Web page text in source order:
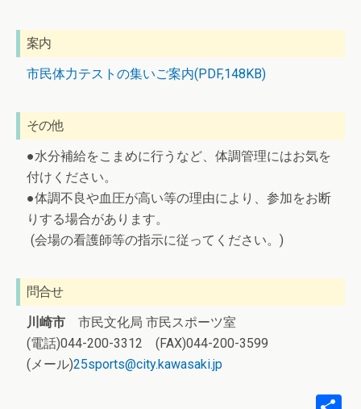
案内
市民体力テストの集いご案内(PDF,148KB)
その他
●水分補給をこまめに行うなど、体調管理にはお気を
付けください。
●体調不良や血圧が高い等の理由により、参加をお断
りする場合があります。
(会場の看護師等の指示に従ってください。)
問合せ
川崎市 市民文化局 市民スポーツ室
(電話)044-200-3312 (FAX)044-200-3599
(メール)25sports@city.kawasaki.jp